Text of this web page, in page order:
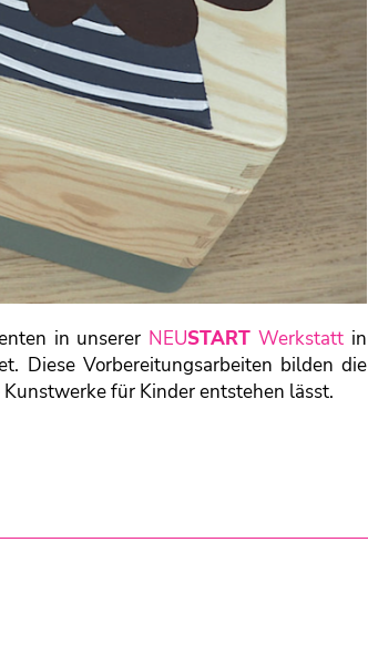
in unserer NEUSTART Werkstatt in
Diese Vorbereitungsarbeiten bilden die
für Kinder entstehen lässt.